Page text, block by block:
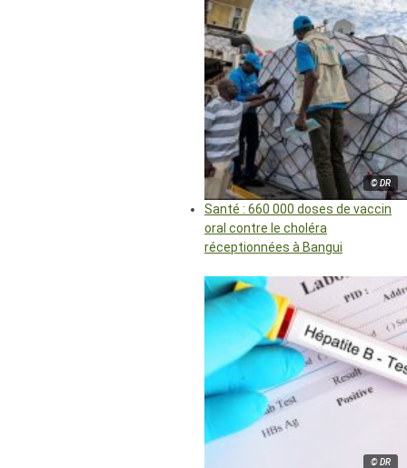
© DR
Santé : 660 000 doses de vaccin
oral contre le choléra
réceptionnées à Bangui
© DR